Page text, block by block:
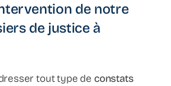
de notre
de justice à
tout type de constats